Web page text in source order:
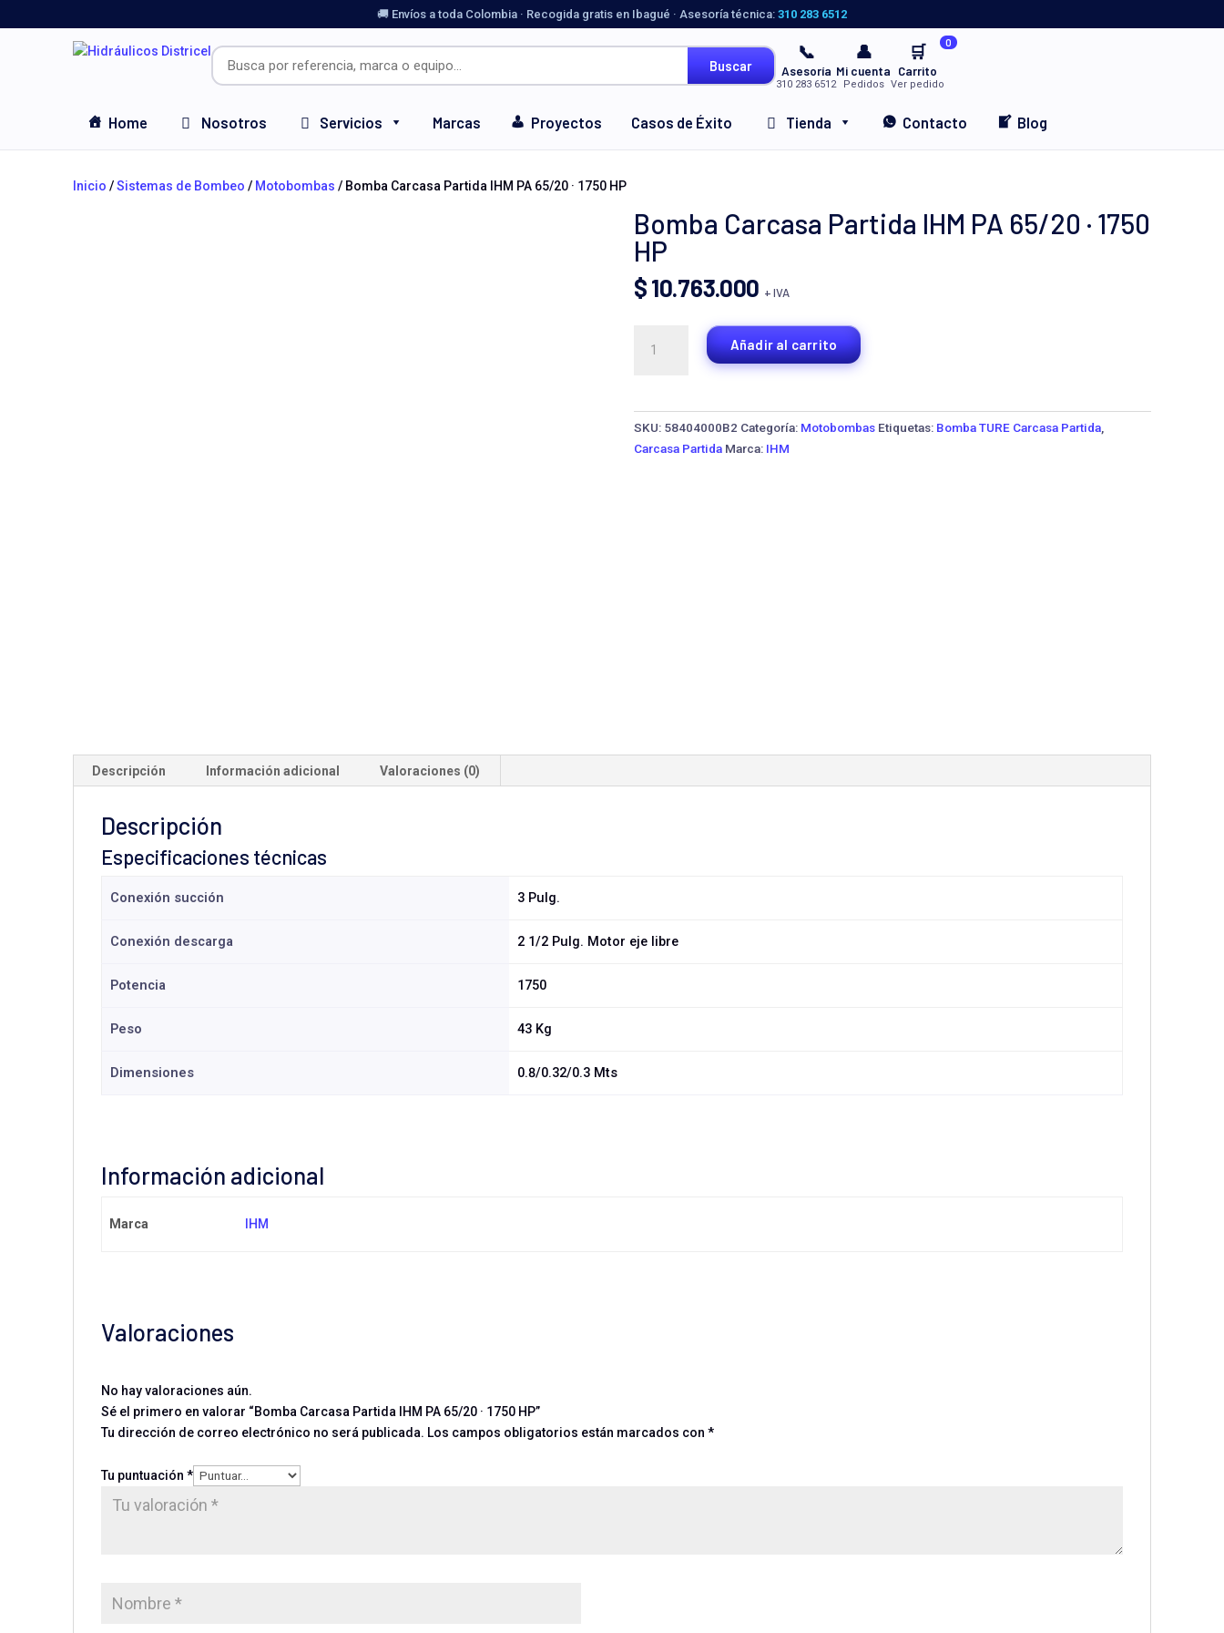
🚚 Envíos a toda Colombia · Recogida gratis en Ibagué · Asesoría técnica: 310 283 6512
Buscar
📞
Asesoría
310 283 6512
👤
Mi cuenta
Pedidos
🛒 0
Carrito
Ver pedido
Home Nosotros Servicios Marcas Proyectos Casos de Éxito Tienda Contacto Blog
Inicio /Sistemas de Bombeo / Motobombas / Bomba Carcasa Partida IHM PA 65/20 · 1750 HP
Bomba Carcasa Partida IHM PA 65/20 · 1750
HP
$10.763.000 + IVA
Carcasa
Añadir al carrito
SKU: 58404000B2 Categoría: Motobombas Etiquetas: Bomba TURE Carcasa Partida,
Carcasa Partida Marca: IHM
Descripción Información adicional Valoraciones (0)
Descripción
Especificaciones técnicas
Conexión succión 3 Pulg.
Conexión descarga 2 1/2 Pulg. Motor eje libre
Potencia 1750
Peso 43 Kg
Dimensiones 0.8/0.32/0.3 Mts
Información adicional
Marca IHM
Valoraciones
No hay valoraciones aún.
Sé el primero en valorar “Bomba Carcasa Partida IHM PA 65/20 · 1750 HP”
Tu dirección de correo electrónico no será publicada. Los campos obligatorios están marcados con *
Tu puntuación *